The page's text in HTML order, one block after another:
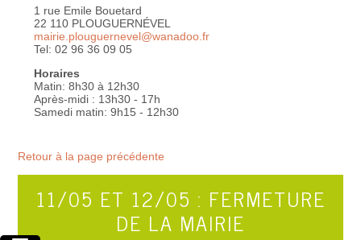
1 rue Emile Bouetard
22 110 PLOUGUERNÉVEL
mairie.plouguernevel@wanadoo.fr
Tel: 02 96 36 09 05
Horaires
Matin: 8h30 à 12h30
Après-midi : 13h30 - 17h
Samedi matin: 9h15 - 12h30
Retour à la page précédente
11/05 ET 12/05 : FERMETURE
DE LA MAIRIE